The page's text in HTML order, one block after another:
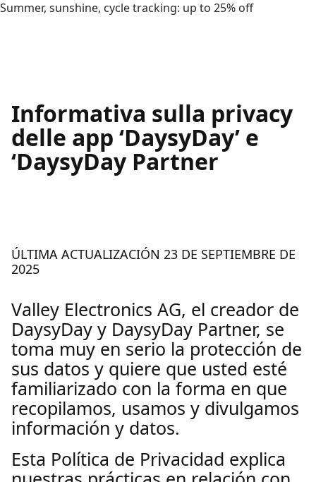
Summer, sunshine, cycle tracking: up to 25% off
Informativa sulla privacy
delle app ‘DaysyDay’ e
‘DaysyDay Partner
ÚLTIMA ACTUALIZACIÓN 23 DE SEPTIEMBRE DE
2025
Valley Electronics AG, el creador de
DaysyDay y DaysyDay Partner, se
toma muy en serio la protección de
sus datos y quiere que usted esté
familiarizado con la forma en que
recopilamos, usamos y divulgamos
información y datos.
Esta Política de Privacidad explica